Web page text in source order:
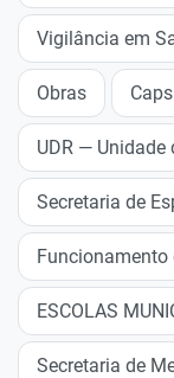
Vigilância em
Obras Caps
UDR — Unidade
Secretaria de
Funcionamento
ESCOLAS
Secretaria de